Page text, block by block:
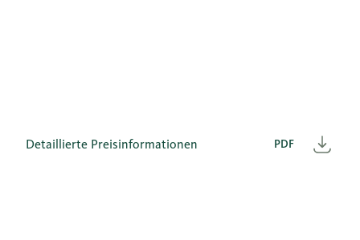
PDF
Detaillierte Preisinformationen